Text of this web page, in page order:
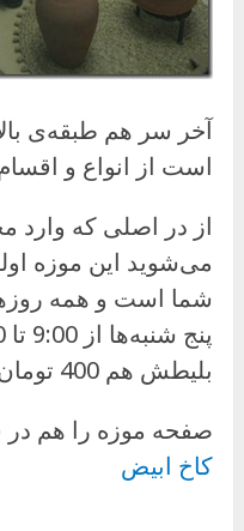
آخر سر هم طبقه‌ی
است از انواع و
از در اصلی که وارد
می‌شوید این موزه
شما است و همه
بلیطش هم 400 تومان است
صفحه موزه را هم در
کاخ ابیض